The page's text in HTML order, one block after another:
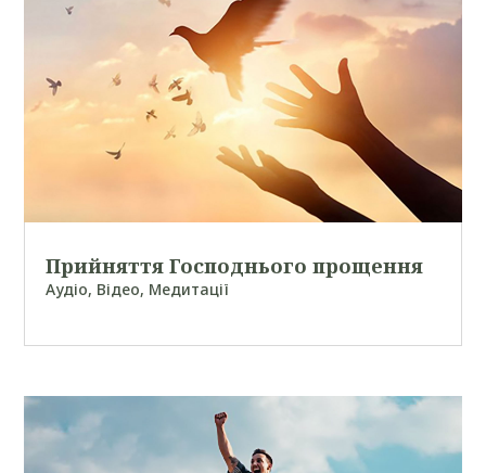
Прийняття Господнього прощення
Аудіо, Відео, Медитації